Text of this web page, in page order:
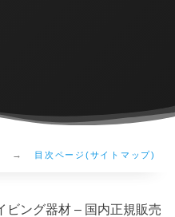
目次ページ(サイトマップ)
ビング器材 – 国内正規販売